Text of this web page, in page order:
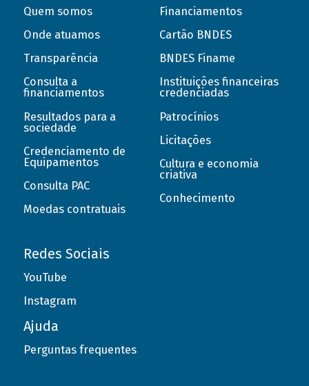
Quem somos
Onde atuamos
Transparência
Consulta a
financiamentos
Resultados para a
sociedade
Credenciamento de
Equipamentos
Consulta PAC
Moedas contratuais
Financiamentos
Cartão BNDES
BNDES Finame
Instituições financeiras
credenciadas
Patrocínios
Licitações
Cultura e economia
criativa
Conhecimento
Redes Sociais
YouTube
Instagram
Ajuda
Perguntas frequentes